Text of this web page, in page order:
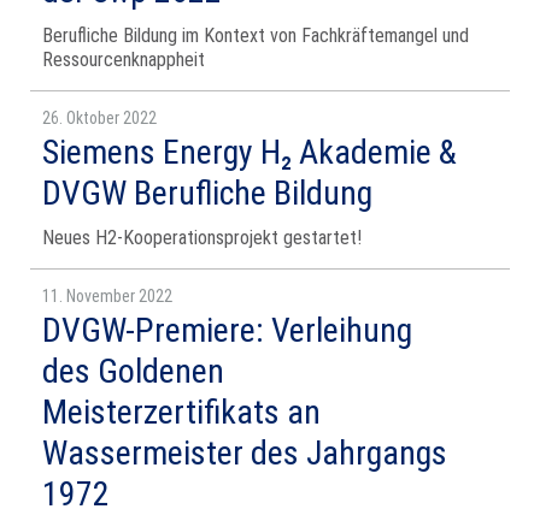
Berufliche Bildung im Kontext von Fachkräftemangel und
Ressourcenknappheit
26. Oktober 2022
Siemens Energy H₂ Akademie &
DVGW Berufliche Bildung
Neues H2-Kooperationsprojekt gestartet!
11. November 2022
DVGW-Premiere: Verleihung
des Goldenen
Meisterzertifikats an
Wassermeister des Jahrgangs
1972